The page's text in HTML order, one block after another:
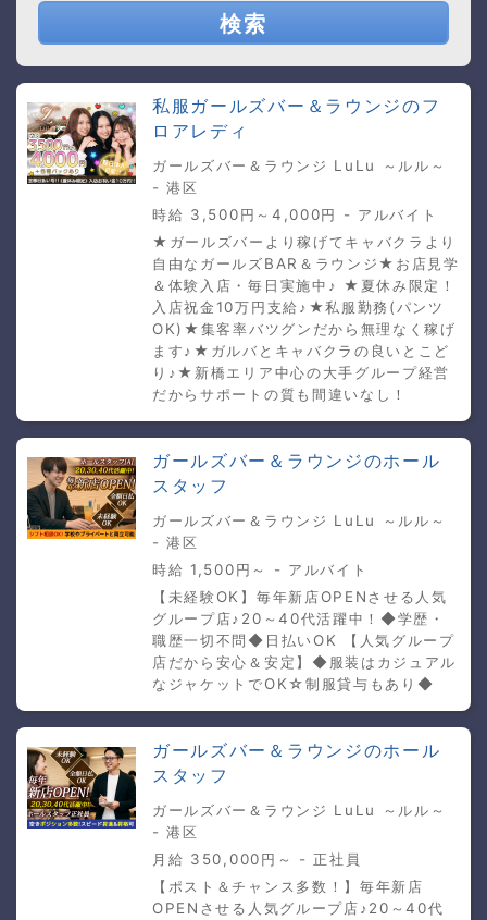
検索
私服ガールズバー＆ラウンジのフ
ロアレディ
ガールズバー＆ラウンジ LuLu ～ルル～
- 港区
時給 3,500円～4,000円 - アルバイト
★ガールズバーより稼げてキャバクラより
自由なガールズBAR＆ラウンジ★お店見学
＆体験入店・毎日実施中♪ ★夏休み限定！
入店祝金10万円支給♪★私服勤務(パンツ
OK)★集客率バツグンだから無理なく稼げ
ます♪★ガルバとキャバクラの良いとこど
り♪★新橋エリア中心の大手グループ経営
だからサポートの質も間違いなし！
ガールズバー＆ラウンジのホール
スタッフ
ガールズバー＆ラウンジ LuLu ～ルル～
- 港区
時給 1,500円～ - アルバイト
【未経験OK】毎年新店OPENさせる人気
グループ店♪20～40代活躍中！◆学歴・
職歴一切不問◆日払いOK 【人気グループ
店だから安心＆安定】◆服装はカジュアル
なジャケットでOK☆制服貸与もあり◆
ガールズバー＆ラウンジのホール
スタッフ
ガールズバー＆ラウンジ LuLu ～ルル～
- 港区
月給 350,000円～ - 正社員
【ポスト＆チャンス多数！】毎年新店
OPENさせる人気グループ店♪20～40代